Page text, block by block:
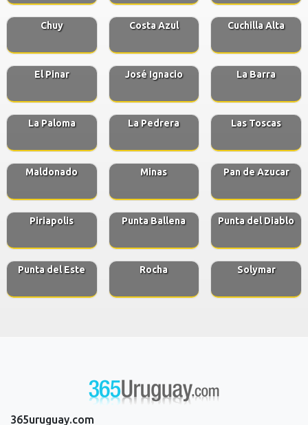
Chuy Costa Azul Cuchilla Alta
El Pinar José Ignacio La Barra
La Paloma La Pedrera Las Toscas
Maldonado Minas Pan de Azucar
Piriapolis Punta Ballena Punta del Diablo
Punta del Este Rocha Solymar
365uruguay.com